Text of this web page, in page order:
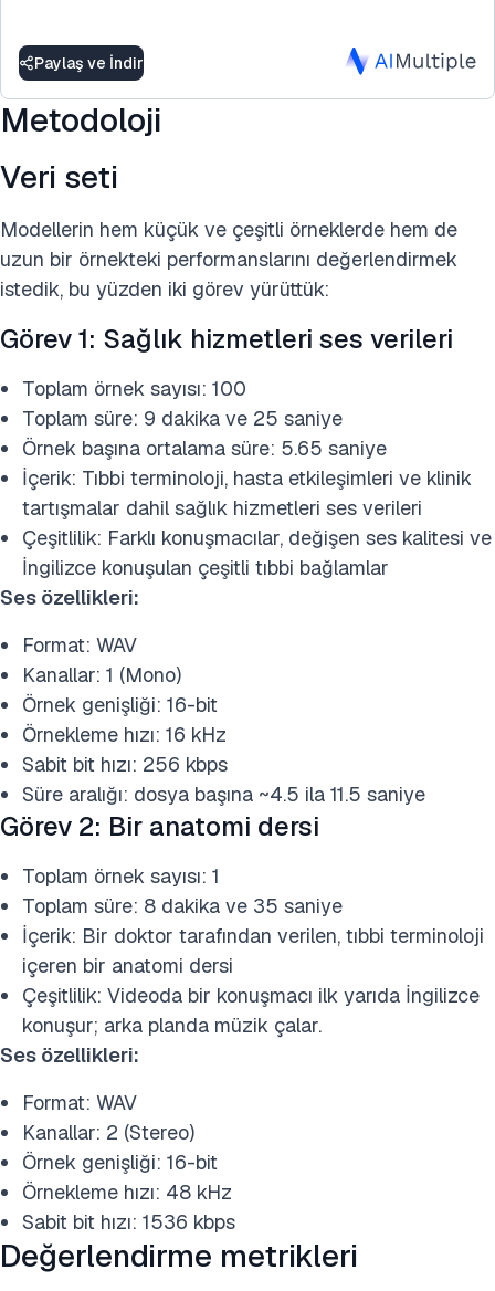
Paylaş ve İndir
Metodoloji
Veri seti
Modellerin hem küçük ve çeşitli örneklerde hem de
uzun bir örnekteki performanslarını değerlendirmek
istedik, bu yüzden iki görev yürüttük:
Görev 1: Sağlık hizmetleri ses verileri
Toplam örnek sayısı: 100
Toplam süre: 9 dakika ve 25 saniye
Örnek başına ortalama süre: 5.65 saniye
İçerik: Tıbbi terminoloji, hasta etkileşimleri ve klinik
tartışmalar dahil sağlık hizmetleri ses verileri
Çeşitlilik: Farklı konuşmacılar, değişen ses kalitesi ve
İngilizce konuşulan çeşitli tıbbi bağlamlar
Ses özellikleri:
Format: WAV
Kanallar: 1 (Mono)
Örnek genişliği: 16-bit
Örnekleme hızı: 16 kHz
Sabit bit hızı: 256 kbps
Süre aralığı: dosya başına ~4.5 ila 11.5 saniye
Görev 2: Bir anatomi dersi
Toplam örnek sayısı: 1
Toplam süre: 8 dakika ve 35 saniye
İçerik: Bir doktor tarafından verilen, tıbbi terminoloji
içeren bir anatomi dersi
Çeşitlilik: Videoda bir konuşmacı ilk yarıda İngilizce
konuşur; arka planda müzik çalar.
Ses özellikleri:
Format: WAV
Kanallar: 2 (Stereo)
Örnek genişliği: 16-bit
Örnekleme hızı: 48 kHz
Sabit bit hızı: 1536 kbps
Değerlendirme metrikleri